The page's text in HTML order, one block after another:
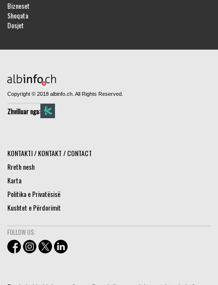
Bizneset
Shoqata
Dosjet
Copyright © 2018 albinfo.ch. All Rights Reserved.
Zhvilluar nga:
KONTAKTI / KONTAKT / CONTACT
Rreth nesh
Karta
Politika e Privatësisë
Kushtet e Përdorimit
FOLLOW US: